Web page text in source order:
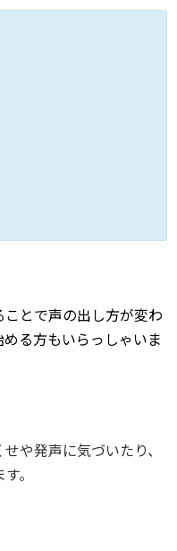
とで声の出し方が変わ
る方もいらっしゃいま
や発声に気づいたり、
。